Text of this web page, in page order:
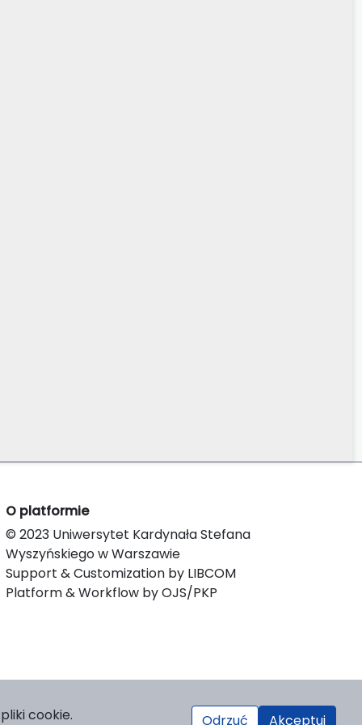
O platformie
© 2023 Uniwersytet Kardynała Stefana
Wyszyńskiego w Warszawie
Support & Customization by LIBCOM
Platform & Workflow by OJS/PKP
cookie. Odrzuć Akceptuj